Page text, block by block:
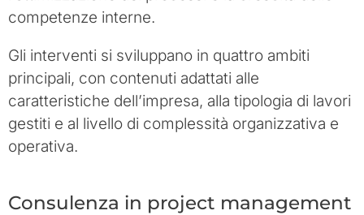
competenze interne.
Gli interventi si sviluppano in quattro ambiti
principali, con contenuti adattati alle
caratteristiche dell’impresa, alla tipologia di lavori
gestiti e al livello di complessità organizzativa e
operativa.
Consulenza in project management